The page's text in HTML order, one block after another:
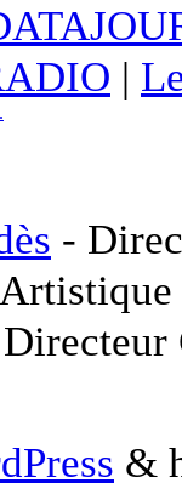
|
-
&